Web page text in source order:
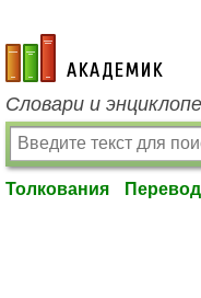
academic.ru
Словари и
Толкования